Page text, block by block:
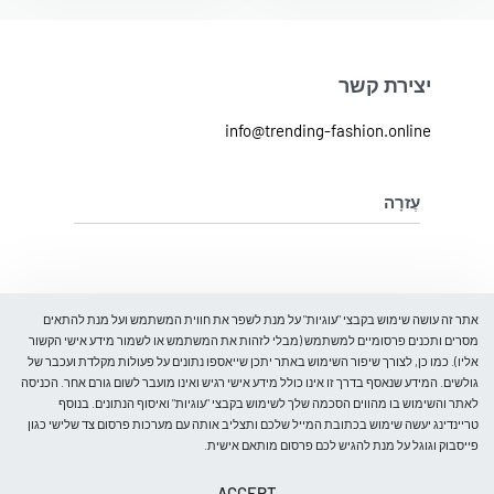
יצירת קשר
info@trending-fashion.online
עֶזרָה
בלוג
עלינו
צור קשר
קבל 5% הנחה
הרכישה הראשונה שלך
ותהיו הראשונים לדעת על כניסות חדשות, מבצעים מיוחדים, אירועים
אתר זה עושה שימוש בקבצי "עוגיות" על מנת לשפר את חווית המשתמש ועל מנת להתאים
מסרים ותכנים פרסומיים למשתמש (מבלי לזהות את המשתמש או לשמור מידע אישי הקשור
אליו). כמו כן, לצורך שיפור השימוש באתר יתכן שייאספו נתונים על פעולות מקלדת ועכבר של
גולשים. המידע שנאסף בדרך זו אינו כולל מידע אישי רגיש ואינו מועבר לשום גורם אחר. הכניסה
לאתר והשימוש בו מהווים הסכמה שלך לשימוש בקבצי "עוגיות" ואיסוף הנתונים. בנוסף
טריינדינג יעשה שימוש בכתובת המייל שלכם ותצליב אותה עם מערכות פרסום צד שלישי כגון
פייסבוק וגוגל על מנת להגיש לכם פרסום מותאם אישית.